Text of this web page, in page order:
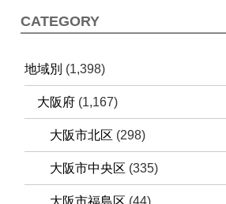
CATEGORY
地域別 (1,398)
大阪府 (1,167)
大阪市北区 (298)
大阪市中央区 (335)